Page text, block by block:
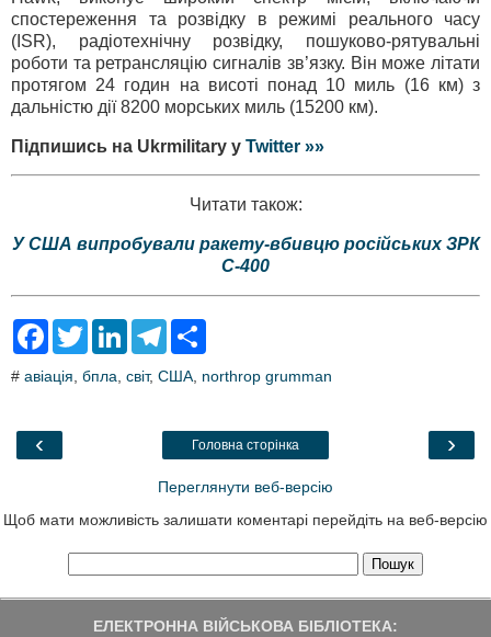
спостереження та розвідку в режимі реального часу
(ISR), радіотехнічну розвідку, пошуково-рятувальні
роботи та ретрансляцію сигналів зв’язку. Він може літати
протягом 24 годин на висоті понад 10 миль (16 км) з
дальністю дії 8200 морських миль (15200 км).
Підпишись на Ukrmilitary у Twitter »»
Читати також:
У США випробували ракету-вбивцю російських ЗРК
С-400
F
e
o
T
t
L
k
T
e
a
r
# авіація бпла світ, США northrop grumman
‹ ›
Головна сторінка
Переглянути веб-версію
Щоб мати можливість залишати коментарі перейдіть на веб-версію
ЕЛЕКТРОННА ВІЙСЬКОВА БІБЛІОТЕКА: